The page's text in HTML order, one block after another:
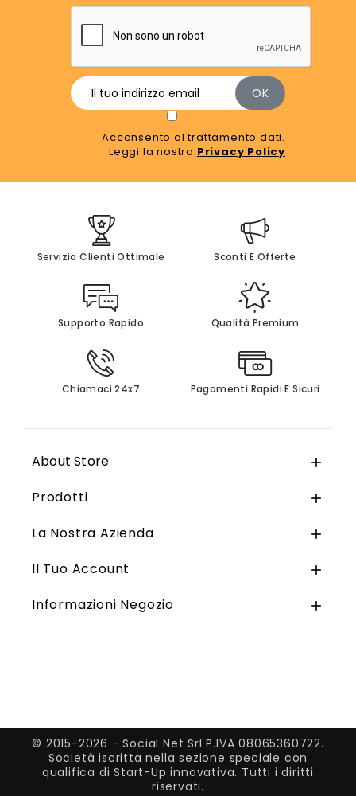
Acconsento al trattamento dati.
Leggi la nostra Privacy Policy
Servizio Clienti Ottimale Sconti E Offerte
Supporto Rapido Qualità Premium
Chiamaci 24x7 Pagamenti Rapidi E Sicuri
About Store 
Prodotti 
La Nostra Azienda 
Il Tuo Account 
Informazioni Negozio 
© 2015-2026 - Social Net Srl P.IVA 08065360722.
Società iscritta nella sezione speciale con
qualifica di Start-Up innovativa. Tutti i diritti
riservati.